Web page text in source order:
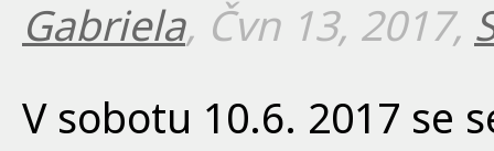
Gabriela, Čvn 13, 2017,
V sobotu 10.6. 2017 se